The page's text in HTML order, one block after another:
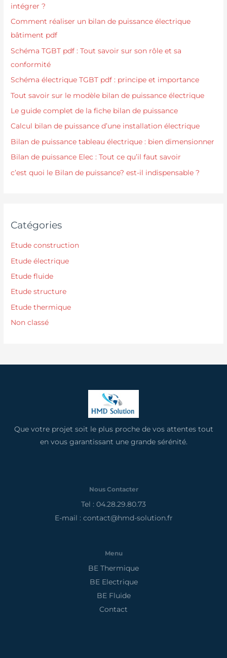
intégrer ?
Comment réaliser un bilan de puissance électrique
bâtiment pdf
Schéma TGBT pdf : Tout savoir sur son rôle et sa
conformité
Schéma électrique TGBT pdf : principe et importance
Tout savoir sur le modèle bilan de puissance électrique
Le guide complet de la fiche bilan de puissance
Calcul bilan de puissance d’une installation électrique
Bilan de puissance tableau électrique : bien dimensionner
Bilan de puissance Elec : Tout ce qu’il faut savoir
c’est quoi le Bilan de puissance? est-il indispensable ?
Catégories
Etude construction
Etude électrique
Etude fluide
Etude structure
Etude thermique
Non classé
Que votre projet soit le plus proche de vos attentes tout
en vous garantissant une grande sérénité.
Nous Contacter
Tel : 04.28.29.80.73
E-mail : contact@hmd-solution.fr
Menu
BE Thermique
BE Electrique
BE Fluide
Contact